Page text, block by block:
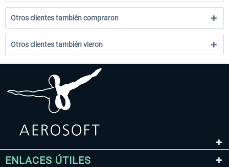
Otros clientes también compraron
Otros clientes también vieron
ENLACES ÚTILES